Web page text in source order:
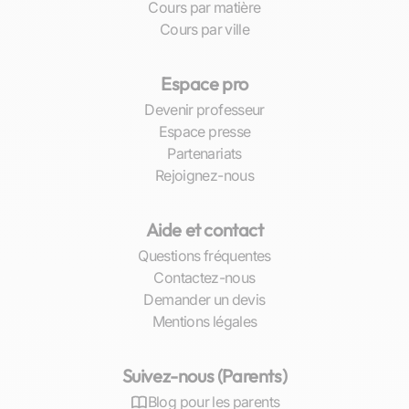
Je suis plus que ravie de
proposé par Les Sherpas.
Ma fille suit des cours
depuis cet hiver et, grâce à
ses professeurs, elle a
énormément progressé.
Ses notes ont augmenté et
elle. Un grand merci aux
professeurs pour leur
pédagogie, leur patience
et leur aide précieuse. Cet
accompagnement lui a
troisième dans de très
bonnes conditions. Je
Cours par matière
Cours par ville
Espace pro
Devenir professeur
Espace presse
Partenariats
Rejoignez-nous
Aide et contact
Questions fréquentes
Contactez-nous
Demander un devis
Mentions légales
Suivez-nous (Parents)
Blog pour les parents